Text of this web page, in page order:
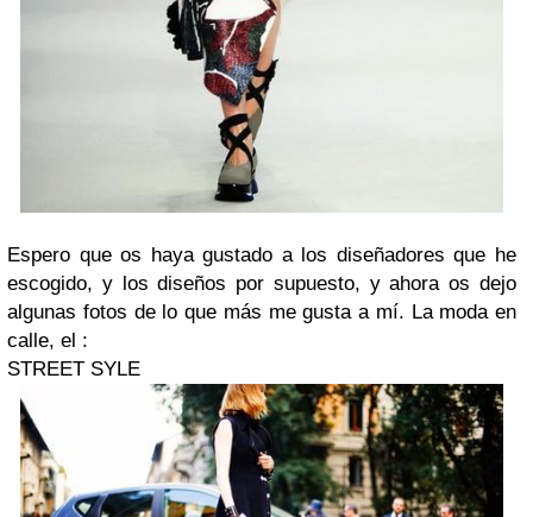
Espero que os haya gustado a los diseñadores que he
escogido, y los diseños por supuesto, y ahora os dejo
algunas fotos de lo que más me gusta a mí. La moda en
calle, el :
STREET SYLE